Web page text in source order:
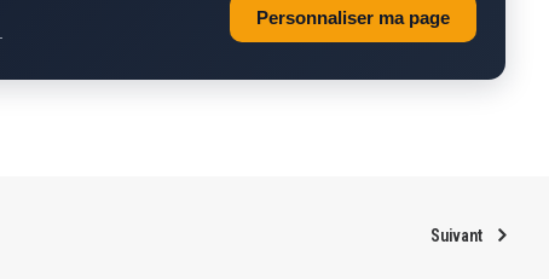
Personnaliser ma page
Suivant